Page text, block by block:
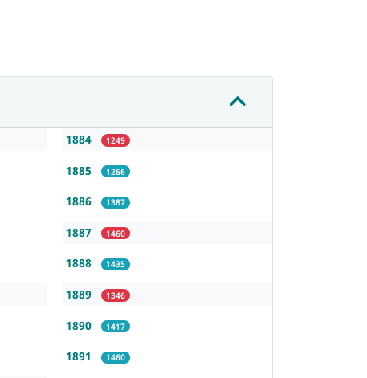
1884 1249
1885 1266
1886 1387
1887 1460
1888 1435
1889 1346
1890 1417
1891 1460